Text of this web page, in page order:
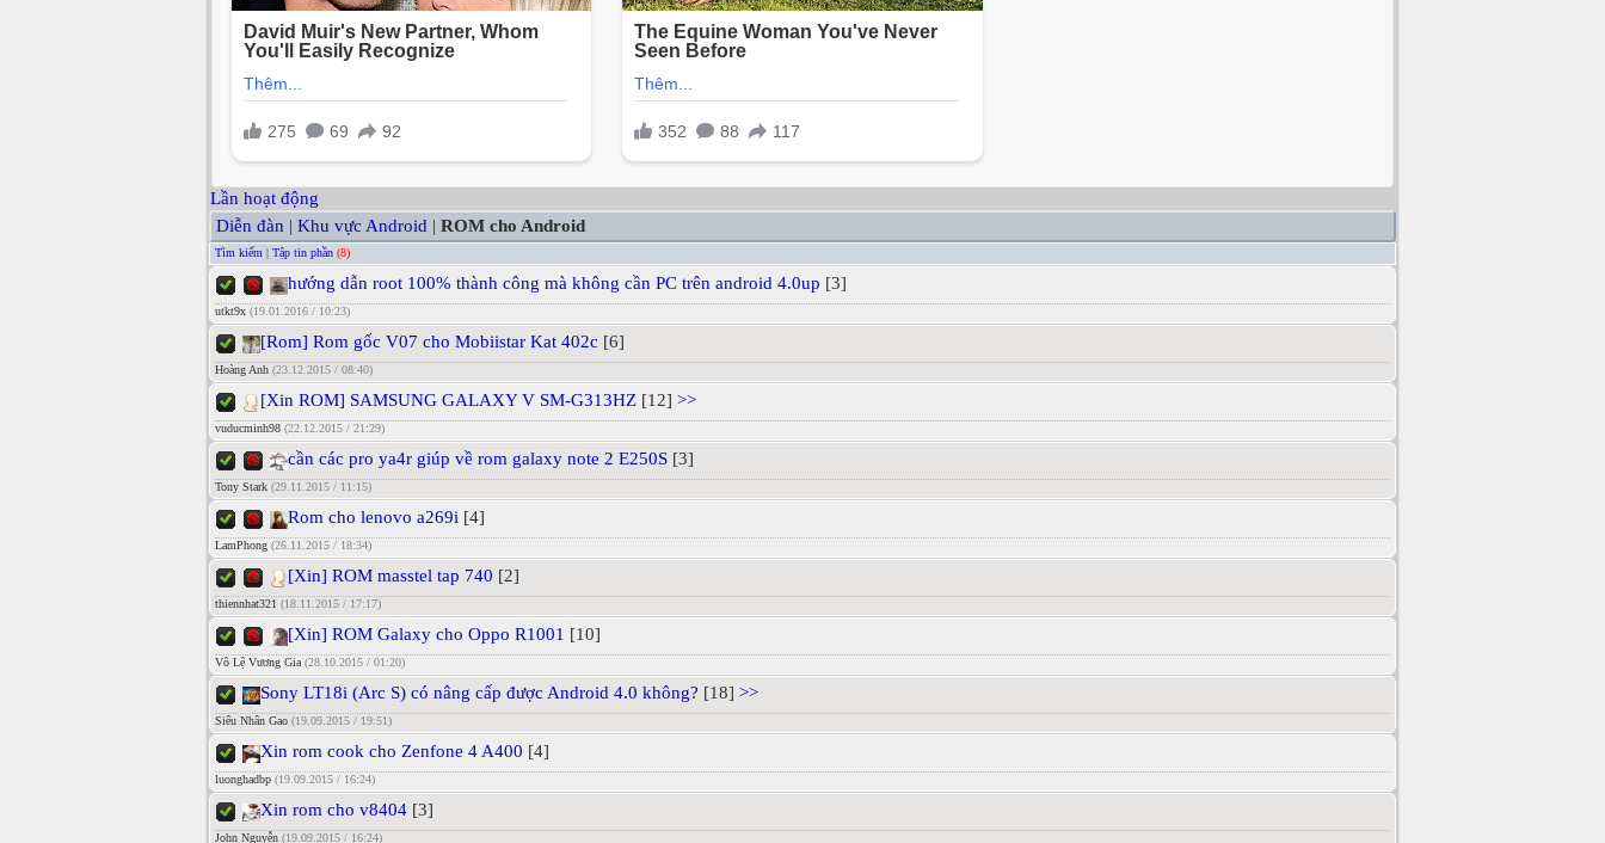
Lần hoạt động
Diễn đàn | Khu vực Android | ROM cho Android
Tìm kiếm | Tập tin phần (8)
hướng dẫn root 100% thành công mà không cần PC trên android 4.0up [3]
utkt9x (19.01.2016 / 10:23)
[Rom] Rom gốc V07 cho Mobiistar Kat 402c [6]
Hoàng Anh (23.12.2015 / 08:40)
[Xin ROM] SAMSUNG GALAXY V SM-G313HZ [12] >>
vuducminh98 (22.12.2015 / 21:29)
cần các pro ya4r giúp về rom galaxy note 2 E250S [3]
Tony Stark (29.11.2015 / 11:15)
Rom cho lenovo a269i [4]
LamPhong (26.11.2015 / 18:34)
[Xin] ROM masstel tap 740 [2]
thiennhat321 (18.11.2015 / 17:17)
[Xin] ROM Galaxy cho Oppo R1001 [10]
Vô Lệ Vương Gia (28.10.2015 / 01:20)
Sony LT18i (Arc S) có nâng cấp được Android 4.0 không? [18] >>
Siêu Nhân Gao (19.09.2015 / 19:51)
Xin rom cook cho Zenfone 4 A400 [4]
luonghadbp (19.09.2015 / 16:24)
Xin rom cho v8404 [3]
John Nguyễn (19.09.2015 / 16:24)